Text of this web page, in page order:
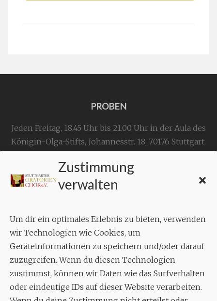
Zustimmung
verwalten
Um dir ein optimales Erlebnis zu bieten, verwenden
wir Technologien wie Cookies, um
Geräteinformationen zu speichern und/oder darauf
zuzugreifen. Wenn du diesen Technologien
zustimmst, können wir Daten wie das Surfverhalten
oder eindeutige IDs auf dieser Website verarbeiten.
PROBEN
Jeden Freitag, 18.45 Uhr bis 21.00 Uhr in der Aula des
Königin-Olga-Stifts, Johannesstr. 18, 70176 Stuttgart.
KONTAKT
Geschäftsstelle:
Aixheimer Str. 18
70619 Stuttgart
MUSIK
Musikalischer Leiter:
Enrico Trummer